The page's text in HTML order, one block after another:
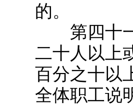
的。
第四十一
二十人以上
百分之十以
全体职工说